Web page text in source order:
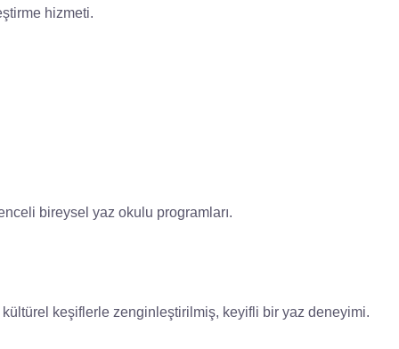
hizmeti.
bireysel yaz okulu programları.
keşiflerle zenginleştirilmiş, keyifli bir yaz deneyimi.